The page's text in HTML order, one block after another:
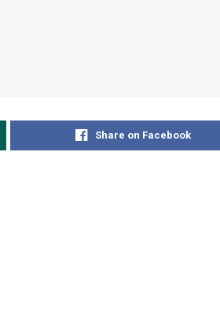
Share on Facebook